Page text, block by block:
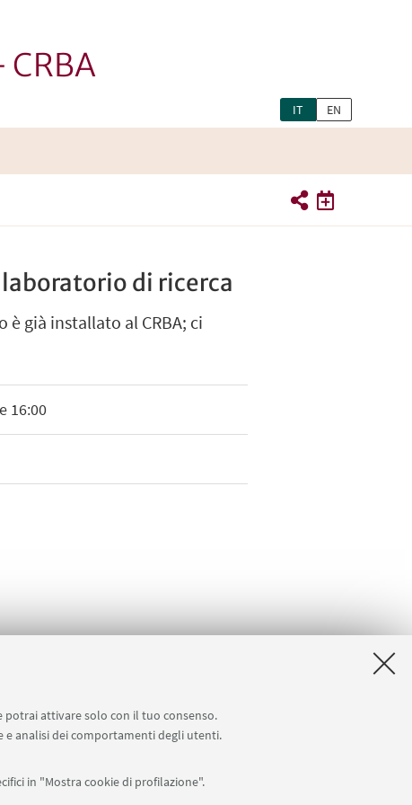
potrai attivare solo con il tuo consenso.
e analisi dei comportamenti degli utenti.
in "Mostra cookie di profilazione".
IT EN
di ricerca
già installato al CRBA; ci
16:00